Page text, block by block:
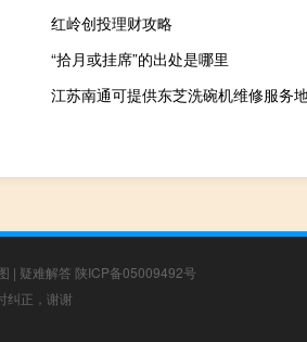
红岭创投理财攻略
“拾月或挂席”的出处是哪里
江苏南通可提供东芝洗碗机维修服务
| 疑难解答 陕ICP备05009492号
纠正，谢谢